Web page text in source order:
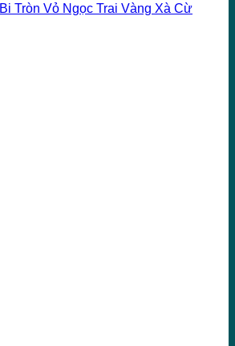
Tròn Vỏ Ngọc Trai Vàng Xà Cừ